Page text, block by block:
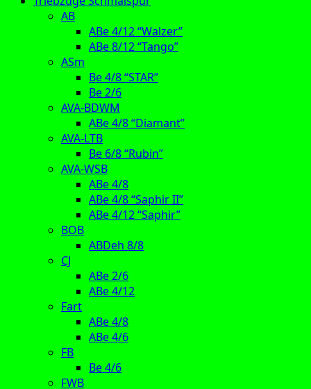
AB
ABe 4/12 “Walzer”
ABe 8/12 “Tango”
ASm
Be 4/8 “STAR”
Be 2/6
AVA-BDWM
ABe 4/8 “Diamant”
AVA-LTB
Be 6/8 “Rubin”
AVA-WSB
ABe 4/8
ABe 4/8 “Saphir II”
ABe 4/12 “Saphir”
BOB
ABDeh 8/8
CJ
ABe 2/6
ABe 4/12
Fart
ABe 4/8
ABe 4/6
FB
Be 4/6
FWB